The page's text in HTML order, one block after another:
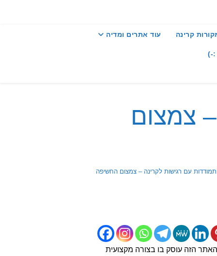
קרינה עוד אתרים ומדיה
:-)
צמצום
עם רגישות לקרינה – צמצום החשיפה
הזה עוסק בו בצורה מקצועית